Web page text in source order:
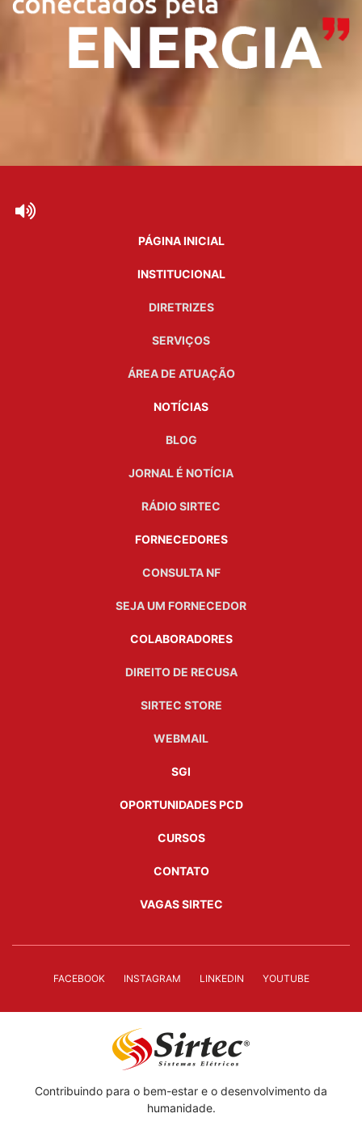
PÁGINA INICIAL
INSTITUCIONAL
DIRETRIZES
SERVIÇOS
ÁREA DE ATUAÇÃO
NOTÍCIAS
BLOG
JORNAL É NOTÍCIA
RÁDIO SIRTEC
FORNECEDORES
CONSULTA NF
SEJA UM FORNECEDOR
COLABORADORES
DIREITO DE RECUSA
SIRTEC STORE
WEBMAIL
SGI
OPORTUNIDADES PCD
CURSOS
CONTATO
VAGAS SIRTEC
FACEBOOK INSTAGRAM LINKEDIN YOUTUBE
Contribuindo para o bem-estar e o desenvolvimento da
humanidade.